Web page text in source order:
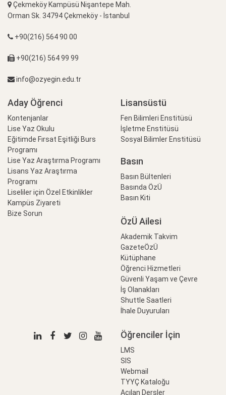
Çekmeköy Kampüsü Nişantepe Mah.
Orman Sk. 34794 Çekmeköy - İstanbul
+90(216) 564 90 00
+90(216) 564 99 99
info@ozyegin.edu.tr
Aday Öğrenci
Kontenjanlar
Lise Yaz Okulu
Eğitimde Fırsat Eşitliği Burs
Programı
Lise Yaz Araştırma Programı
Lisans Yaz Araştırma
Programı
Liseliler için Özel Etkinlikler
Kampüs Ziyareti
Bize Sorun
Lisansüstü
Fen Bilimleri Enstitüsü
İşletme Enstitüsü
Sosyal Bilimler Enstitüsü
Basın
Basın Bültenleri
Basında ÖzÜ
Basın Kiti
ÖzÜ Ailesi
Akademik Takvim
GazeteÖzÜ
Kütüphane
Öğrenci Hizmetleri
Güvenli Yaşam ve Çevre
İş Olanakları
Shuttle Saatleri
İhale Duyuruları
Öğrenciler İçin
LMS
SIS
Webmail
TYYÇ Kataloğu
Açılan Dersler